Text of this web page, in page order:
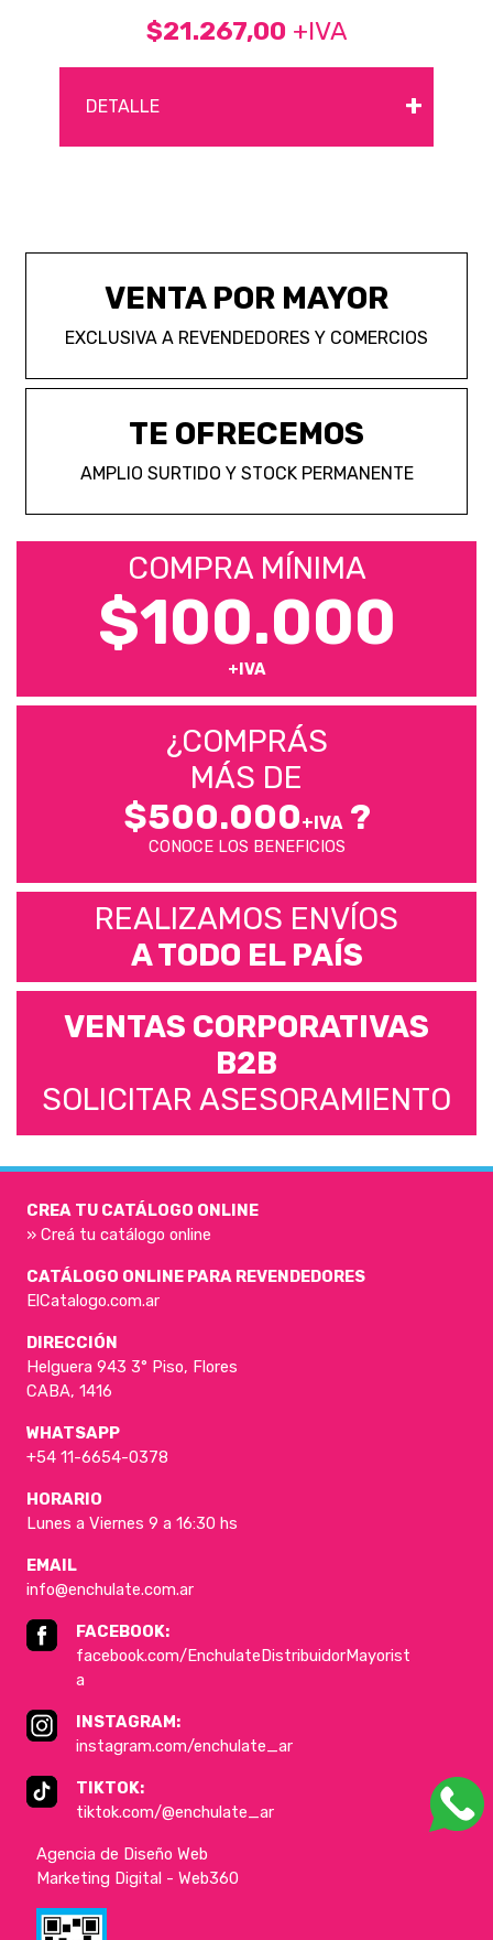
$21.267,00 +IVA
DETALLE +
VENTA POR MAYOR
EXCLUSIVA A REVENDEDORES Y COMERCIOS
TE OFRECEMOS
AMPLIO SURTIDO Y STOCK PERMANENTE
COMPRA MÍNIMA
$100.000
+IVA
¿COMPRÁS
MÁS DE
$500.000+IVA?
CONOCE LOS BENEFICIOS
REALIZAMOS ENVÍOS
A TODO EL PAÍS
VENTAS CORPORATIVAS
B2B
SOLICITAR ASESORAMIENTO
CREA TU CATÁLOGO ONLINE
» Creá tu catálogo online
CATÁLOGO ONLINE PARA REVENDEDORES
ElCatalogo.com.ar
DIRECCIÓN
Helguera 943 3° Piso, Flores
CABA, 1416
WHATSAPP
+54 11-6654-0378
HORARIO
Lunes a Viernes 9 a 16:30 hs
EMAIL
info@enchulate.com.ar
FACEBOOK:
facebook.com/EnchulateDistribuidorMayorist
a
INSTAGRAM:
instagram.com/enchulate_ar
TIKTOK:
tiktok.com/@enchulate_ar
Agencia de Diseño Web
Marketing Digital - Web360